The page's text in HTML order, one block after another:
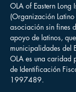
OLA of Eastern Long
(Organización
asociación sin fines
apoyo de latinos,
municipalidades del
OLA es una
de Identificación
1997489.